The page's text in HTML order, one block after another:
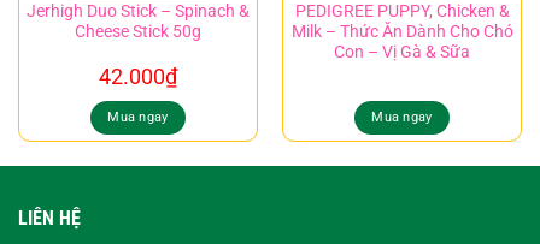
Jerhigh Duo Stick – Spinach &
Cheese Stick 50g
42.000₫
Mua ngay
PEDIGREE PUPPY, Chicken &
Milk – Thức Ăn Dành Cho Chó
Con – Vị Gà & Sữa
Mua ngay
LIÊN HỆ